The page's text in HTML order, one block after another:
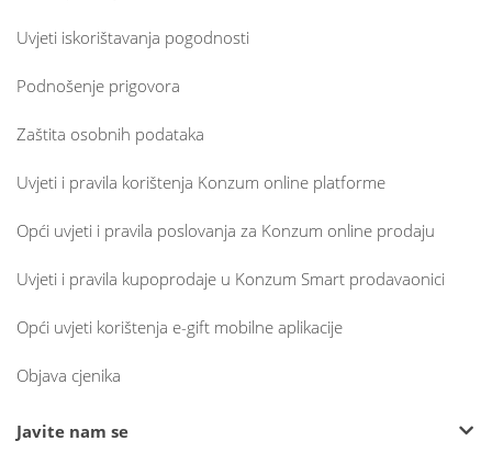
Uvjeti iskorištavanja pogodnosti
Podnošenje prigovora
Zaštita osobnih podataka
Uvjeti i pravila korištenja Konzum online platforme
Opći uvjeti i pravila poslovanja za Konzum online prodaju
Uvjeti i pravila kupoprodaje u Konzum Smart prodavaonici
Opći uvjeti korištenja e-gift mobilne aplikacije
Objava cjenika
Javite nam se